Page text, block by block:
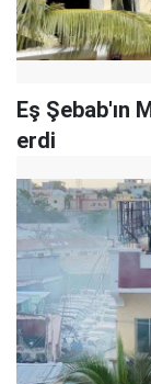
Eş Şebab'ın
erdi